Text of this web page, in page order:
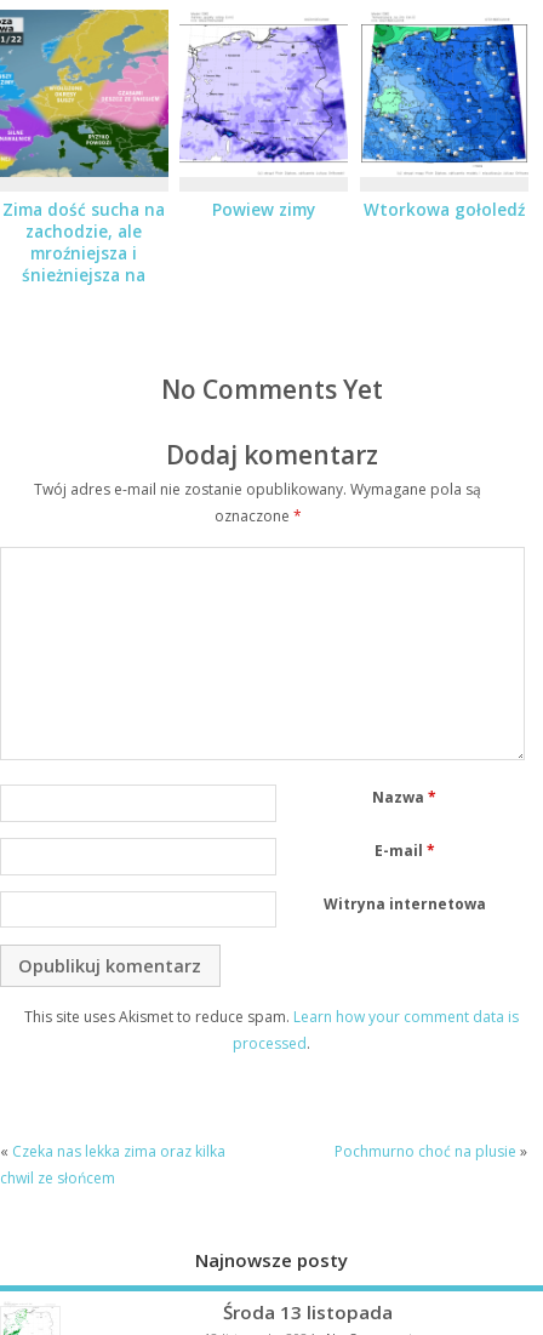
Zima dość sucha na
zachodzie, ale
mroźniejsza i
śnieżniejsza na
Powiew zimy Wtorkowa gołoledź
No Comments Yet
Dodaj komentarz
Twój adres e-mail nie zostanie opublikowany. Wymagane pola są
oznaczone *
Nazwa*
E-mail *
Witryna internetowa
This site uses Akismet to reduce spam. Learn how your comment data is
processed.
« Czeka nas lekka zima oraz kilka
chwil ze słońcem
Pochmurno choć na plusie »
Najnowsze posty
Środa 13 listopada